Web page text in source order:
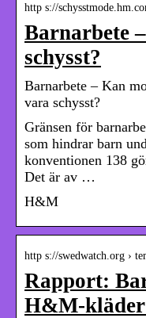
http s://
Barnarbete
schysst?
Barnarbete – Kan
vara schysst?
Gränsen för
som hindrar barn
konventionen 138
Det är av …
H&M
http s://swedwatch.org ›
Rapport:
H&M-